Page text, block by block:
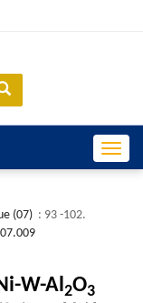
(07) : 93 -102.
W-Al2O3